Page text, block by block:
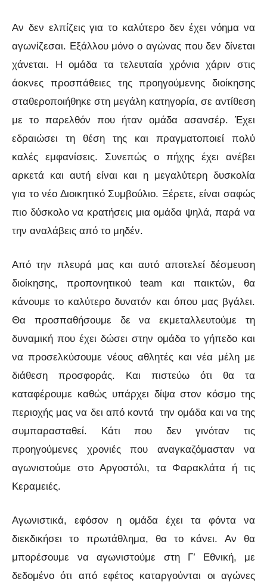
Αν δεν ελπίζεις για το καλύτερο δεν έχει νόημα να
αγωνίζεσαι. Εξάλλου μόνο ο αγώνας που δεν δίνεται
χάνεται. Η ομάδα τα τελευταία χρόνια χάριν στις
άοκνες προσπάθειες της προηγούμενης διοίκησης
σταθεροποιήθηκε στη μεγάλη κατηγορία, σε αντίθεση
με το παρελθόν που ήταν ομάδα ασανσέρ. Έχει
εδραιώσει τη θέση της και πραγματοποιεί πολύ
καλές εμφανίσεις. Συνεπώς ο πήχης έχει ανέβει
αρκετά και αυτή είναι και η μεγαλύτερη δυσκολία
για το νέο Διοικητικό Συμβούλιο. Ξέρετε, είναι σαφώς
πιο δύσκολο να κρατήσεις μια ομάδα ψηλά, παρά να
την αναλάβεις από το μηδέν.
Από την πλευρά μας και αυτό αποτελεί δέσμευση
διοίκησης, προπονητικού team και παικτών, θα
κάνουμε το καλύτερο δυνατόν και όπου μας βγάλει.
Θα προσπαθήσουμε δε να εκμεταλλευτούμε τη
δυναμική που έχει δώσει στην ομάδα το γήπεδο και
να προσελκύσουμε νέους αθλητές και νέα μέλη με
διάθεση προσφοράς. Και πιστεύω ότι θα τα
καταφέρουμε καθώς υπάρχει δίψα στον κόσμο της
περιοχής μας να δει από κοντά την ομάδα και να της
συμπαρασταθεί. Κάτι που δεν γινόταν τις
προηγούμενες χρονιές που αναγκαζόμασταν να
αγωνιστούμε στο Αργοστόλι, τα Φαρακλάτα ή τις
Κεραμειές.
Αγωνιστικά, εφόσον η ομάδα έχει τα φόντα να
διεκδικήσει το πρωτάθλημα, θα το κάνει. Αν θα
μπορέσουμε να αγωνιστούμε στη Γ’ Εθνική, με
δεδομένο ότι από εφέτος καταργούνται οι αγώνες